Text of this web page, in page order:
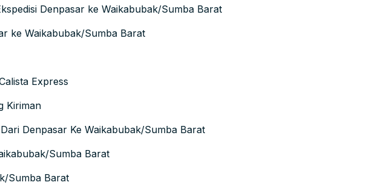
Denpasar ke Waikabubak/Sumba Barat
ke Waikabubak/Sumba Barat
Express
Kiriman
Denpasar Ke Waikabubak/Sumba Barat
Sumba Barat
Sumba Barat